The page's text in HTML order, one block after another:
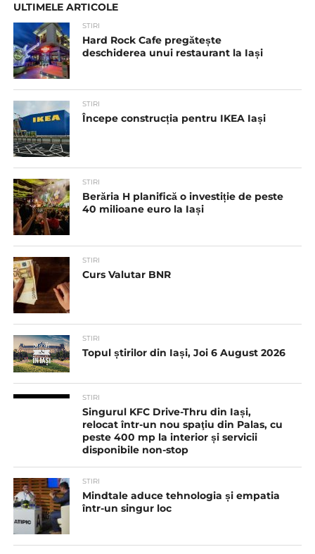
ULTIMELE ARTICOLE
STIRI
Hard Rock Cafe pregătește
deschiderea unui restaurant la Iași
STIRI
Începe construcția pentru IKEA Iași
STIRI
Berăria H planifică o investiție de peste
40 milioane euro la Iași
STIRI
Curs Valutar BNR
STIRI
Topul știrilor din Iași, Joi 6 August 2026
STIRI
Singurul KFC Drive-Thru din Iași,
relocat într-un nou spaţiu din Palas, cu
peste 400 mp la interior și servicii
disponibile non-stop
STIRI
Mindtale aduce tehnologia și empatia
într-un singur loc